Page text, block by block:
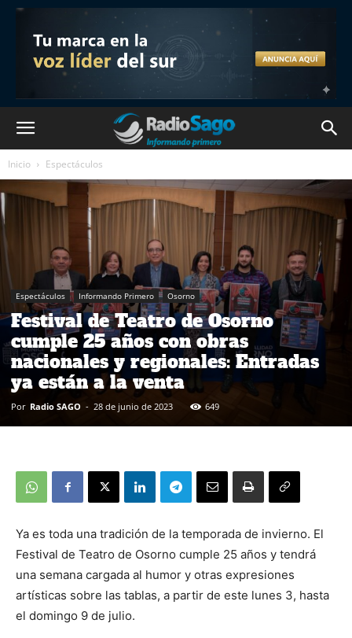
Inicio Espectáculos
Espectáculos Informando Primero Osorno
Festival de Teatro de Osorno
cumple 25 años con obras
nacionales y regionales: Entradas
ya están a la venta
Por Radio SAGO - 28 de junio de 2023 649
Ya es toda una tradición de la temporada de invierno. El
Festival de Teatro de Osorno cumple 25 años y tendrá
una semana cargada al humor y otras expresiones
artísticas sobre las tablas, a partir de este lunes 3, hasta
el domingo 9 de julio.